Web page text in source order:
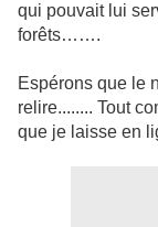
qui pouvait lui
forêts…….
Espérons que le
relire........ Tout
que je laisse en